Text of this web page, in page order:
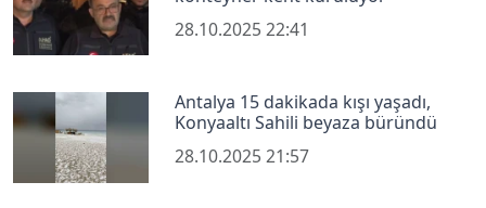
28.10.2025 22:41
Antalya 15 dakikada kışı yaşadı,
Konyaaltı Sahili beyaza büründü
28.10.2025 21:57